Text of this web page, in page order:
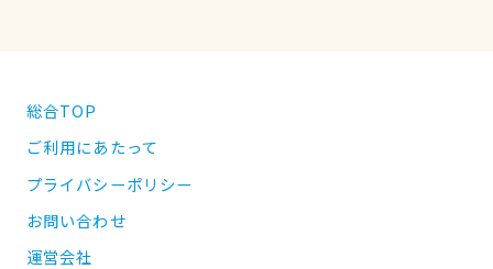
総合TOP
ご利用にあたって
プライバシーポリシー
お問い合わせ
運営会社